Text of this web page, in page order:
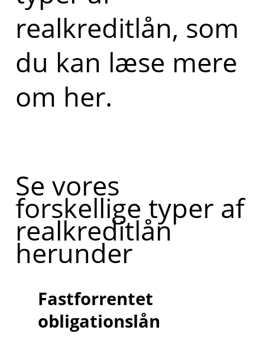
realkreditlån, som
du kan læse mere
om her.
Se vores
forskellige typer af
realkreditlån
herunder
Fastforrentet
obligationslån